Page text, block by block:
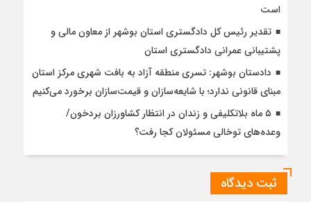
است
تقدیر رئیس کل دادگستری استان بوشهر از معاون مالی و
پشتیبانی عمرانی دادگستری استان
دادستان بوشهر: تسری منطقه آزاد به بافت شهری مرکز استان
مبنای قانونی ندارد؛ با شایعه‌سازان و قیمت‌سازان برخورد می‌کنیم
۵ ماه بلاتکلیفی و زندان در انتظار کشاورزان بردخون/
وعده‌های توخالی مسئولان کجا رفت؟
ثبت دیدگاه